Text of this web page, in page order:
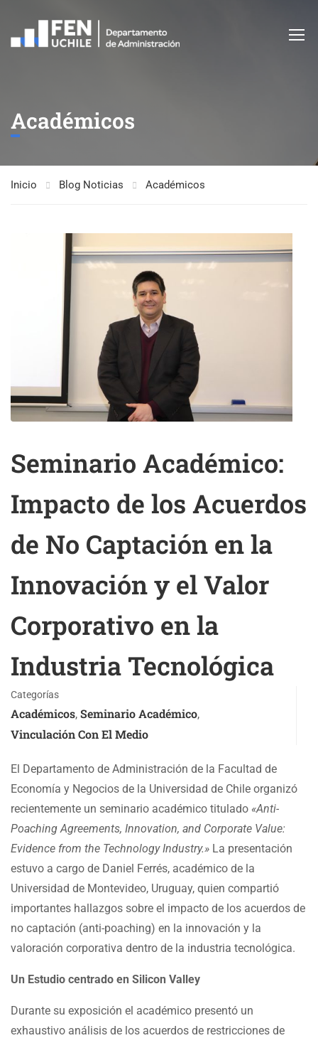
Académicos
Inicio Blog Noticias Académicos
Seminario Académico:
Impacto de los Acuerdos
de No Captación en la
Innovación y el Valor
Corporativo en la
Industria Tecnológica
Categorías
Académicos, Seminario Académico,
Vinculación Con El Medio
El Departamento de Administración de la Facultad de
Economía y Negocios de la Universidad de Chile organizó
recientemente un seminario académico titulado «Anti-
Poaching Agreements, Innovation, and Corporate Value:
Evidence from the Technology Industry.» La presentación
estuvo a cargo de Daniel Ferrés, académico de la
Universidad de Montevideo, Uruguay, quien compartió
importantes hallazgos sobre el impacto de los acuerdos de
no captación (anti-poaching) en la innovación y la
valoración corporativa dentro de la industria tecnológica.
Un Estudio centrado en Silicon Valley
Durante su exposición el académico presentó un
exhaustivo análisis de los acuerdos de restricciones de